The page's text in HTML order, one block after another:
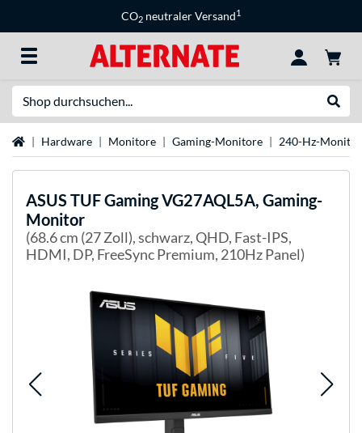
CO2 neutraler Versand1
StartseiteHardware Monitore Gaming-Monitore 240-Hz-
ASUS TUF Gaming VG27AQL5A, Gaming-
Monitor
(68.6 cm (27 Zoll), schwarz, QHD, Fast-IPS,
HDMI, DP, FreeSync Premium, 210Hz Panel)